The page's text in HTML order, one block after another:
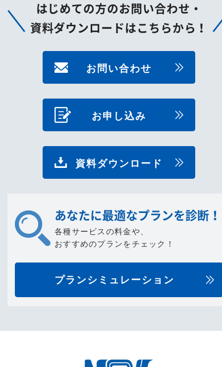
はじめての方のお問い合わせ・
資料ダウンロードはこちらから！
お問い合わせ
お申し込み
資料ダウンロード
あなたに最適なプランを診断！
各種サービスの料金や、
おすすめのプランをチェック！
プランシミュレーション